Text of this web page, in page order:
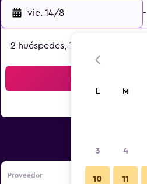
vie. 14/8 -
2 huéspedes, 1 habitación
Proveedor
L M
3 4
10 11